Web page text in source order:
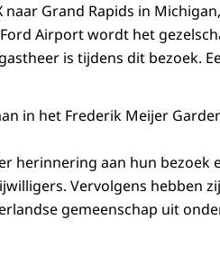
Grand Rapids in
Airport wordt het
is tijdens dit bezoek.
in het Frederik Meijer
herinnering aan hun bezoek
Vervolgens hebben
gemeenschap uit